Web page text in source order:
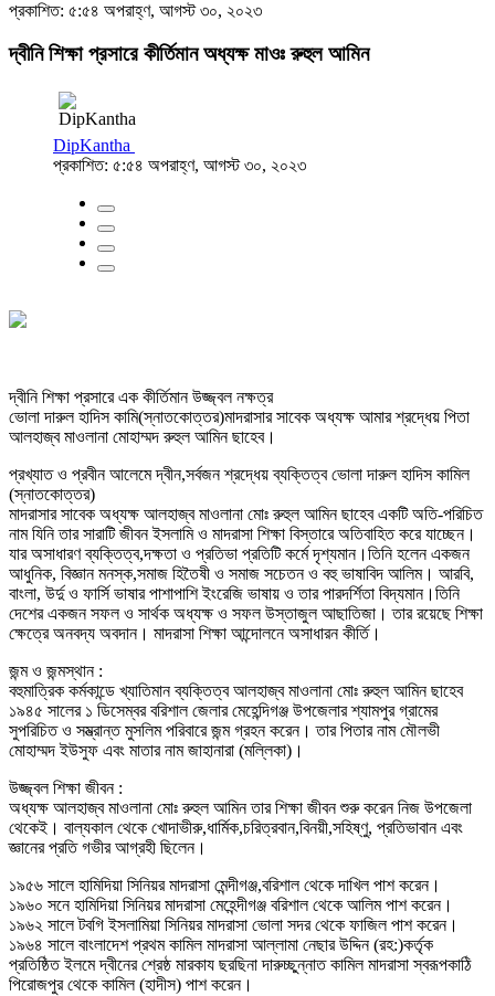
প্রকাশিত: ৫:৫৪ অপরাহ্ণ, আগস্ট ৩০, ২০২৩
দ্বীনি শিক্ষা প্রসারে কীর্তিমান অধ্যক্ষ মাওঃ রুহুল আমিন
DipKantha
প্রকাশিত: ৫:৫৪ অপরাহ্ণ, আগস্ট ৩০, ২০২৩
দ্বীনি শিক্ষা প্রসারে এক কীর্তিমান উজ্জ্বল নক্ষত্র
ভোলা দারুল হাদিস কামি(স্নাতকোত্তর)মাদরাসার সাবেক অধ্যক্ষ আমার শ্রদ্ধেয় পিতা
আলহাজ্ব মাওলানা মোহাম্মদ রুহুল আমিন ছাহেব।
প্রখ্যাত ও প্রবীন আলেমে দ্বীন,সর্বজন শ্রদ্ধেয় ব্যক্তিত্ব ভোলা দারুল হাদিস কামিল
(স্নাতকোত্তর)
মাদরাসার সাবেক অধ্যক্ষ আলহাজ্ব মাওলানা মোঃ রুহুল আমিন ছাহেব একটি অতি-পরিচিত
নাম যিনি তার সারাটি জীবন ইসলামি ও মাদরাসা শিক্ষা বিস্তারে অতিবাহিত করে যাচ্ছেন।
যার অসাধারণ ব্যক্তিত্ব,দক্ষতা ও প্রতিভা প্রতিটি কর্মে দৃশ্যমান।তিনি হলেন একজন
আধুনিক, বিজ্ঞান মনস্ক,সমাজ হিতৈষী ও সমাজ সচেতন ও বহু ভাষাবিদ আলিম। আরবি,
বাংলা, উর্দু ও ফার্সি ভাষার পাশাপাশি ইংরেজি ভাষায় ও তার পারদর্শিতা বিদ্যমান।তিনি
দেশের একজন সফল ও সার্থক অধ্যক্ষ ও সফল উস্তাজুল আছাতিজা। তার রয়েছে শিক্ষা
ক্ষেত্রে অনবদ্য অবদান। মাদরাসা শিক্ষা আন্দোলনে অসাধারন কীর্তি।
জন্ম ও জন্মস্থান :
বহুমাত্রিক কর্মকান্ডে খ্যাতিমান ব্যক্তিত্ব আলহাজ্ব মাওলানা মোঃ রুহুল আমিন ছাহেব
১৯৪৫ সালের ১ ডিসেম্বর বরিশাল জেলার মেহেন্দিগঞ্জ উপজেলার শ্যামপুর গ্রামের
সুপরিচিত ও সম্ভ্রান্ত মুসলিম পরিবারে জন্ম গ্রহন করেন। তার পিতার নাম মৌলভী
মোহাম্মদ ইউসুফ এবং মাতার নাম জাহানারা (মল্লিকা)।
উজ্জ্বল শিক্ষা জীবন :
অধ্যক্ষ আলহাজ্ব মাওলানা মোঃ রুহুল আমিন তার শিক্ষা জীবন শুরু করেন নিজ উপজেলা
থেকেই। বাল্যকাল থেকে খোদাভীরু,ধার্মিক,চরিত্রবান,বিনয়ী,সহিষ্ণু, প্রতিভাবান এবং
জ্ঞানের প্রতি গভীর আগ্রহী ছিলেন।
১৯৫৬ সালে হামিদিয়া সিনিয়র মাদরাসা মেন্দীগঞ্জ,বরিশাল থেকে দাখিল পাশ করেন।
১৯৬০ সনে হামিদিয়া সিনিয়র মাদরাসা মেহেন্দীগঞ্জ বরিশাল থেকে আলিম পাশ করেন।
১৯৬২ সালে টবগি ইসলামিয়া সিনিয়র মাদরাসা ভোলা সদর থেকে ফাজিল পাশ করেন।
১৯৬৪ সালে বাংলাদেশ প্রথম কামিল মাদরাসা আল্লামা নেছার উদ্দিন (রহ:)কর্তৃক
প্রতিষ্ঠিত ইলমে দ্বীনের শ্রেষ্ঠ মারকায ছরছিনা দারুচ্ছুন্নাত কামিল মাদরাসা স্বরূপকাঠি
পিরোজপুর থেকে কামিল (হাদীস) পাশ করেন।